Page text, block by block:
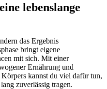
lebenslange
das Ergebnis
bringt eigene
mit sich. Mit einer
Ernährung und
kannst du viel dafür tun,
zuverlässig tragen.